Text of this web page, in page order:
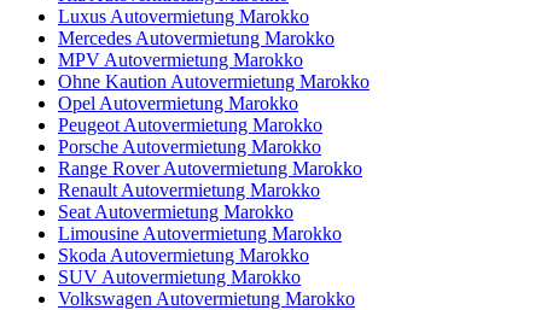
Luxus Autovermietung Marokko
Mercedes Autovermietung Marokko
MPV Autovermietung Marokko
Ohne Kaution Autovermietung Marokko
Opel Autovermietung Marokko
Peugeot Autovermietung Marokko
Porsche Autovermietung Marokko
Range Rover Autovermietung Marokko
Renault Autovermietung Marokko
Seat Autovermietung Marokko
Limousine Autovermietung Marokko
Skoda Autovermietung Marokko
SUV Autovermietung Marokko
Volkswagen Autovermietung Marokko